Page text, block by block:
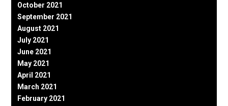
October 2021
September 2021
August 2021
July 2021
June 2021
May 2021
April 2021
March 2021
February 2021